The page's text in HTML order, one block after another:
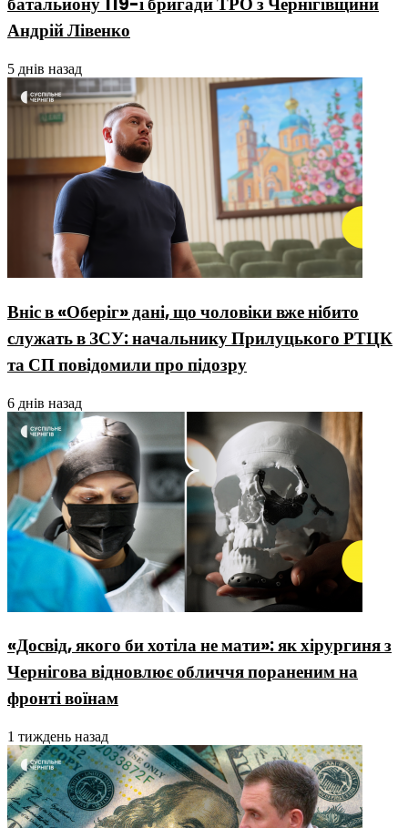
Андрій Лівенко
5 днів назад
Вніс в «Оберіг» дані, що чоловіки вже нібито
служать в ЗСУ: начальнику Прилуцького РТЦК
та СП повідомили про підозру
6 днів назад
«Досвід, якого би хотіла не мати»: як хірургиня з
Чернігова відновлює обличчя пораненим на
фронті воїнам
1 тиждень назад